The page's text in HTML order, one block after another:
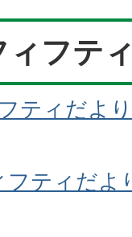
フテ
ティだよ
フティだよ